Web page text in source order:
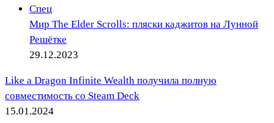
Спец
Мир The Elder Scrolls: пляски каджитов на Лунной
Решётке
29.12.2023
Like a Dragon Infinite Wealth получила полную
совместимость со Steam Deck
15.01.2024